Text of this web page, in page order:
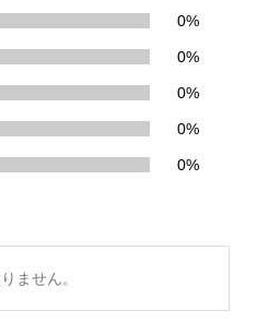
0%
0%
0%
0%
0%
ません。